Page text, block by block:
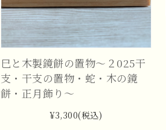
巳と木製鏡餅の置物～２025干
支・干支の置物・蛇・木の鏡
餅・正月飾り～
¥3,300(税込)